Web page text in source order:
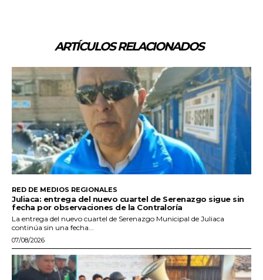
ARTÍCULOS RELACIONADOS
RED DE MEDIOS REGIONALES
Juliaca: entrega del nuevo cuartel de Serenazgo sigue sin
fecha por observaciones de la Contraloría
La entrega del nuevo cuartel de Serenazgo Municipal de Juliaca
continúa sin una fecha...
07/08/2026